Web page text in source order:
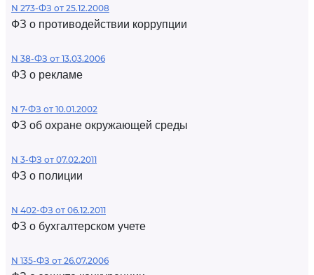
N 273-ФЗ от 25.12.2008
ФЗ о противодействии коррупции
N 38-ФЗ от 13.03.2006
ФЗ о рекламе
N 7-ФЗ от 10.01.2002
ФЗ об охране окружающей среды
N 3-ФЗ от 07.02.2011
ФЗ о полиции
N 402-ФЗ от 06.12.2011
ФЗ о бухгалтерском учете
N 135-ФЗ от 26.07.2006